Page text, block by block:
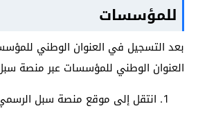
للمؤسسات
بعد التسجيل في العنوان الوطني
العنوان الوطني للمؤسسات عبر منصة
انتقل إلى موقع منصة سبل